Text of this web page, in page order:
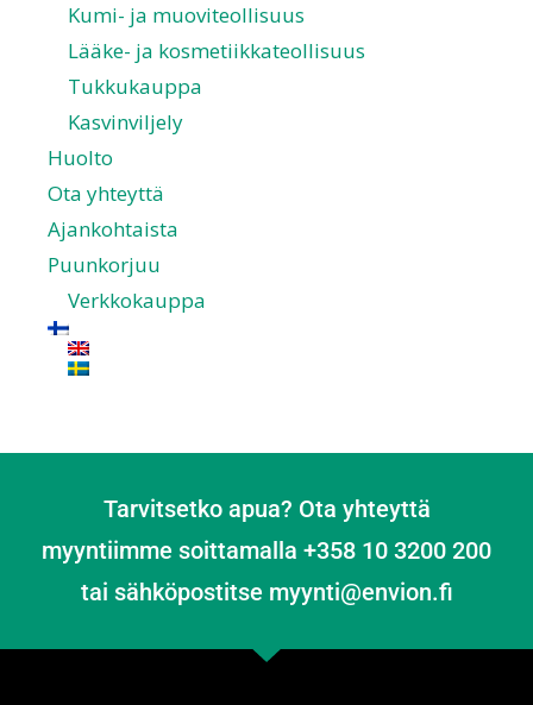
Kumi- ja muoviteollisuus
Lääke- ja kosmetiikkateollisuus
Tukkukauppa
Kasvinviljely
Huolto
Ota yhteyttä
Ajankohtaista
Puunkorjuu
Verkkokauppa
Tarvitsetko apua? Ota yhteyttä
myyntiimme soittamalla +358 10 3200 200
tai sähköpostitse myynti@envion.fi